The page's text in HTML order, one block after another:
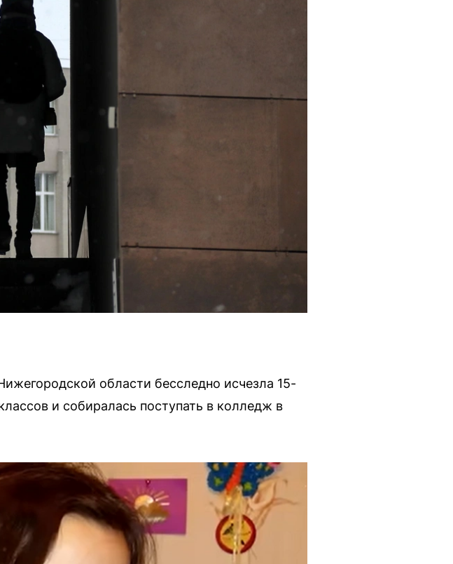
области бесследно исчезла 15-
и собиралась поступать в колледж в